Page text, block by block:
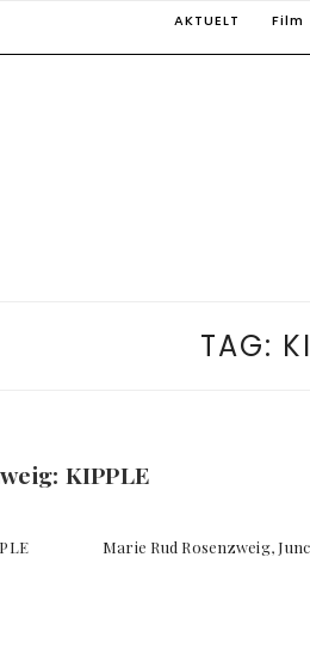
AKTUELT Film
TAG:
KIPPLE
Marie Rud Rosenzweig,